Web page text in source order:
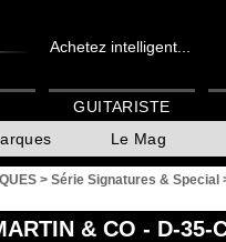
Achetez intelligent...
Le Mag
GUITARISTE
> Série Signatures & Special
& CO - D-35-